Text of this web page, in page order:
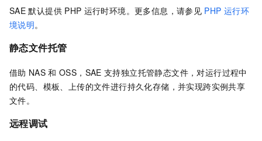
SAE 默认提供 PHP 运行时环境。更多信息，请参见 PHP 运行环
境说明。
静态文件托管
借助 NAS 和 OSS， SAE 支持独立托管静态文件，对运行过程中
的代码、模板、上传的文件进行持久化存储，并实现跨实例共享
文件。
远程调试